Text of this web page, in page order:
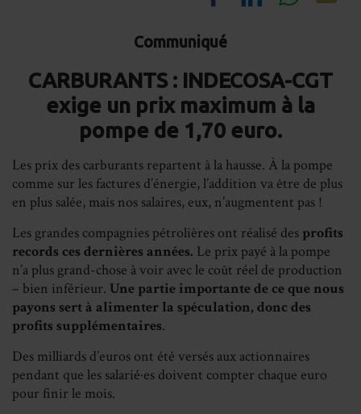
on
Facebook
LinkedIn
Communiqué
CARBURANTS : INDECOSA-CGT
exige un prix maximum à la
pompe de 1,70 euro.
Les prix des carburants repartent à la hausse. À la pompe
comme sur les factures d’énergie, l’addition va être de plus
en plus salée, mais nos salaires, eux, n’augmentent pas !
Les grandes compagnies pétrolières ont réalisé des profits
records ces dernières années. Le prix payé à la pompe
n’a plus grand-chose à voir avec le coût réel de production
– bien inférieur. Une partie importante de ce que nous
payons sert à alimenter la spéculation, donc des
profits supplémentaires.
Des milliards d’euros ont été versés aux actionnaires
pendant que les salarié·es doivent compter chaque euro
pour finir le mois.